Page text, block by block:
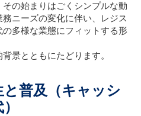
の始まりはごくシンプルな動
ニーズの変化に伴い、レジス
多様な業態にフィットする形
景とともにたどります。
普及（キャッシ